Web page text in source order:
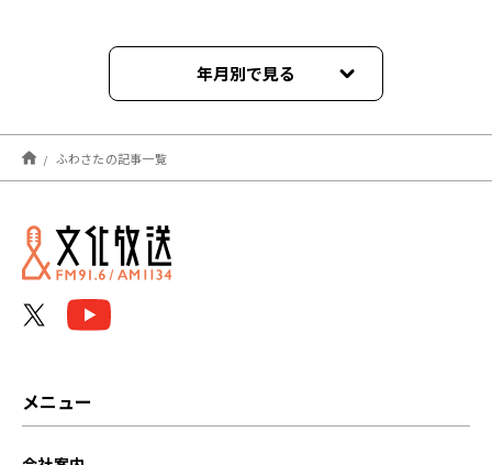
年月別で見る
2022年03月
2022年02月
2022年01月
ふわさたの記事一覧
メニュー